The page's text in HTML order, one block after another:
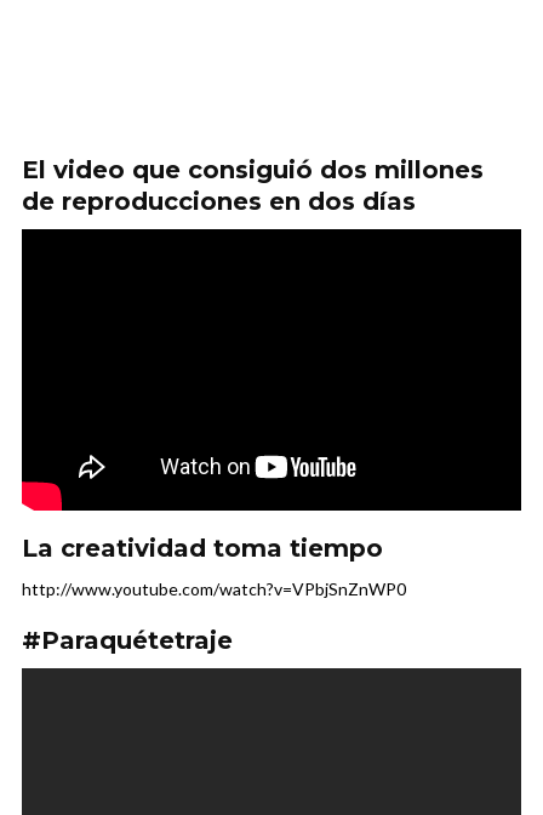
El video que consiguió dos millones
de reproducciones en dos días
La creatividad toma tiempo
http://www.youtube.com/watch?v=VPbjSnZnWP0
#Paraquétetraje